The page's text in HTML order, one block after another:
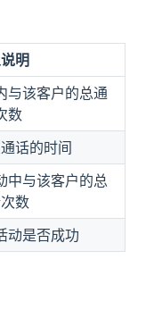
明
与该客户的总通
数
话的时间
中与该客户的总
数
动是否成功